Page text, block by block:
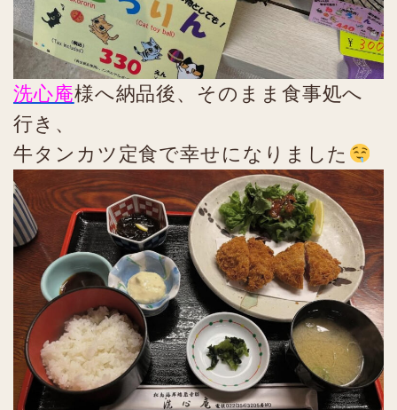
洗心庵様へ納品後、そのまま食事処へ
行き、
牛タンカツ定食で幸せになりました